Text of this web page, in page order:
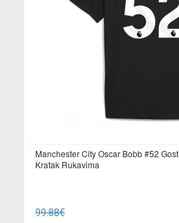
Manchester City Oscar Bobb #52
Kratak Rukavima
99.88€